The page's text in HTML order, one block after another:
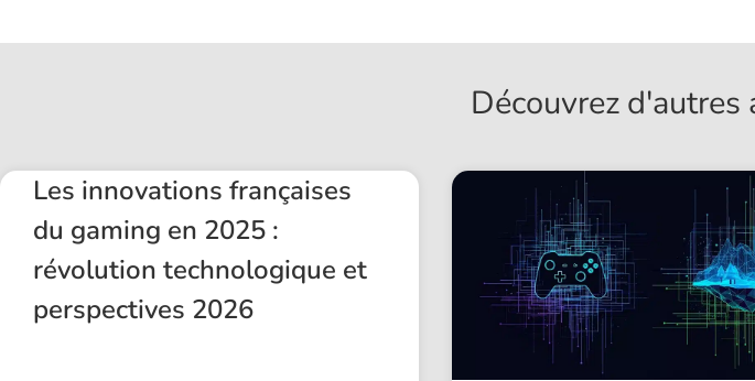
Découvrez d'autres
Les innovations françaises
du gaming en 2025 :
révolution technologique et
perspectives 2026